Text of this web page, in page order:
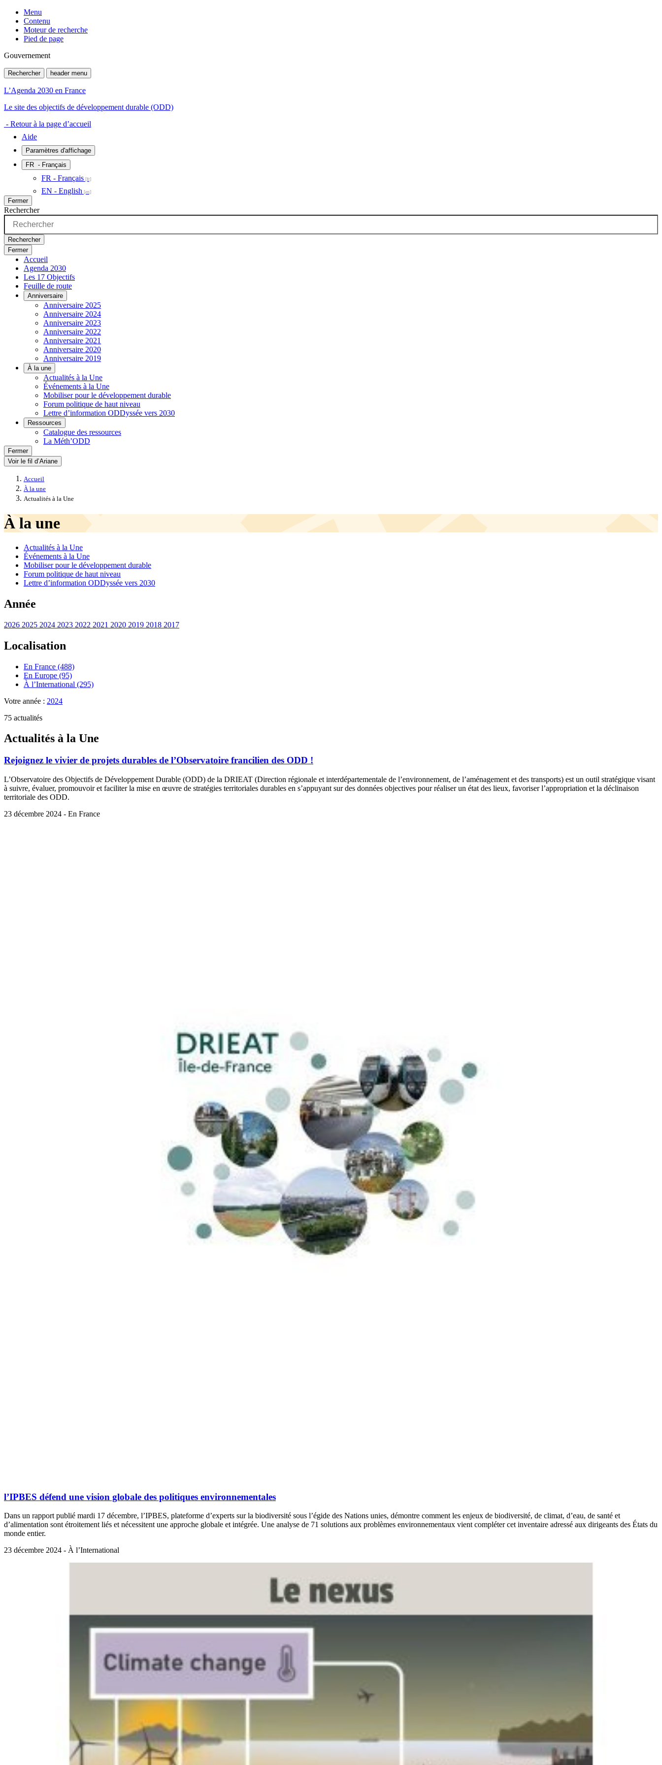
Menu
Contenu
Moteur de recherche
Pied de page
Gouvernement
Rechercher header menu
L’Agenda 2030 en France
Le site des objectifs de développement durable (ODD)
- Retour à la page d’accueil
Aide
Paramètres d'affichage
FR - Français
FR - Français
EN - English
Fermer
Rechercher
Rechercher
Fermer
Accueil
Agenda 2030
Les 17 Objectifs
Feuille de route
Anniversaire
Anniversaire 2025
Anniversaire 2024
Anniversaire 2023
Anniversaire 2022
Anniversaire 2021
Anniversaire 2020
Anniversaire 2019
À la une
Actualités à la Une
Événements à la Une
Mobiliser pour le développement durable
Forum politique de haut niveau
Lettre d’information ODDyssée vers 2030
Ressources
Catalogue des ressources
La Méth’ODD
Fermer
Voir le fil d’Ariane
Accueil
À la une
Actualités à la Une
À la une
Actualités à la Une
Événements à la Une
Mobiliser pour le développement durable
Forum politique de haut niveau
Lettre d’information ODDyssée vers 2030
Année
2026 2025 2024 2023 2022 2021 2020 2019 2018 2017
Localisation
En France (488)
En Europe (95)
À l’International (295)
Votre année : 2024
75 actualités
Actualités à la Une
Rejoignez le vivier de projets durables de l’Observatoire francilien des ODD !
L’Observatoire des Objectifs de Développement Durable (ODD) de la DRIEAT (Direction régionale et interdépartementale de l’environnement, de l’aménagement et des transports) est un outil stratégique visant
à suivre, évaluer, promouvoir et faciliter la mise en œuvre de stratégies territoriales durables en s’appuyant sur des données objectives pour réaliser un état des lieux, favoriser l’appropriation et la déclinaison
territoriale des ODD.
23 décembre 2024 - En France
l’IPBES défend une vision globale des politiques environnementales
Dans un rapport publié mardi 17 décembre, l’IPBES, plateforme d’experts sur la biodiversité sous l’égide des Nations unies, démontre comment les enjeux de biodiversité, de climat, d’eau, de santé et
d’alimentation sont étroitement liés et nécessitent une approche globale et intégrée. Une analyse de 71 solutions aux problèmes environnementaux vient compléter cet inventaire adressé aux dirigeants des États du
monde entier.
23 décembre 2024 - À l’International